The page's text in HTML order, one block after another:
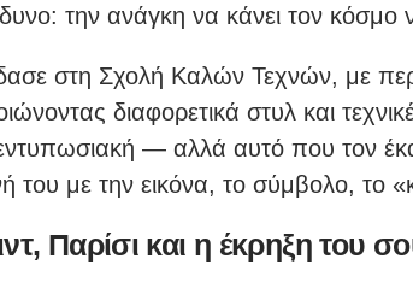
την ανάγκη να κάνει τον κόσμο
στη Σχολή Καλών Τεχνών, με
διαφορετικά στυλ και
— αλλά αυτό που τον
του με την εικόνα, το σύμβολο,
Παρίσι και η έκρηξη του